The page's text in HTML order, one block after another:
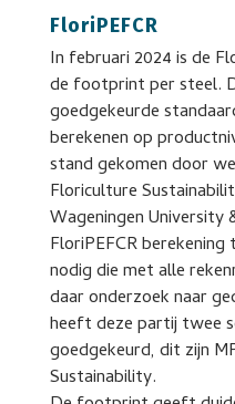
FloriPEFCR
In februari 2024 is de
de footprint per steel.
goedgekeurde
berekenen op
stand gekomen door
Floriculture
Wageningen University
FloriPEFCR
nodig die met alle
daar onderzoek naar
heeft deze partij twee
goedgekeurd, dit zijn
Sustainability.